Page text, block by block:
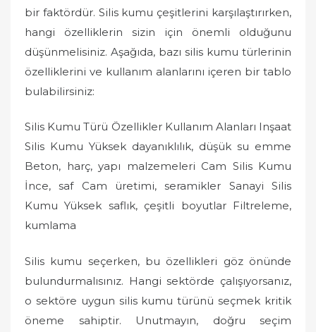
bir faktördür. Silis kumu çeşitlerini karşılaştırırken,
hangi özelliklerin sizin için önemli olduğunu
düşünmelisiniz. Aşağıda, bazı silis kumu türlerinin
özelliklerini ve kullanım alanlarını içeren bir tablo
bulabilirsiniz:
Silis Kumu Türü Özellikler Kullanım Alanları Inşaat
Silis Kumu Yüksek dayanıklılık, düşük su emme
Beton, harç, yapı malzemeleri Cam Silis Kumu
İnce, saf Cam üretimi, seramikler Sanayi Silis
Kumu Yüksek saflık, çeşitli boyutlar Filtreleme,
kumlama
Silis kumu seçerken, bu özellikleri göz önünde
bulundurmalısınız. Hangi sektörde çalışıyorsanız,
o sektöre uygun silis kumu türünü seçmek kritik
öneme sahiptir. Unutmayın, doğru seçim